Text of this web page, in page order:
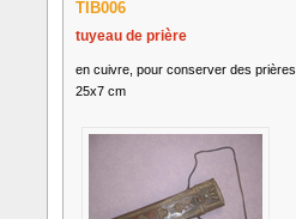
TIB006
tuyeau de prière
en cuivre, pour conserver des prières,
25x7 cm